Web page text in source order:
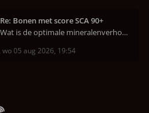
Re: Bonen met score SCA 90+
Wat is de optimale mineralenverhouding volgens j
wo 05 aug 2026, 19:54